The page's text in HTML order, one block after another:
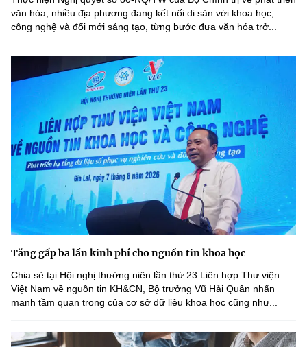
văn hóa, nhiều địa phương đang kết nối di sản với khoa học,
công nghệ và đổi mới sáng tạo, từng bước đưa văn hóa trở...
Tăng gấp ba lần kinh phí cho nguồn tin khoa học
Chia sẻ tại Hội nghị thường niên lần thứ 23 Liên hợp Thư viện
Việt Nam về nguồn tin KH&CN, Bộ trưởng Vũ Hải Quân nhấn
mạnh tầm quan trọng của cơ sở dữ liệu khoa học cũng như...